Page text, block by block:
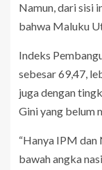
Namun, dari sisi
bahwa Maluku
Indeks
sebesar 69,47,
juga dengan
Gini yang belum
“Hanya IPM
bawah angka